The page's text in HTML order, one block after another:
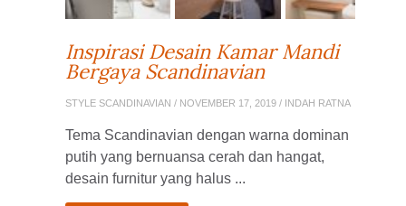
Inspirasi Desain Kamar Mandi
Bergaya Scandinavian
STYLE SCANDINAVIAN / NOVEMBER 17, 2019 / INDAH RATNA
Tema Scandinavian dengan warna dominan
putih yang bernuansa cerah dan hangat,
desain furnitur yang halus ...